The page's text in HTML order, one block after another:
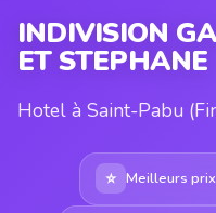
INDIVISION
ET STEPHANE
Hotel à Saint-Pabu
⭐ Meilleurs prix